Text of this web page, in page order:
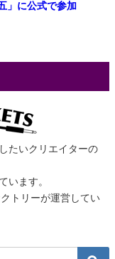
」に公式で参加
たいクリエイターの
います。
トリーが運営してい